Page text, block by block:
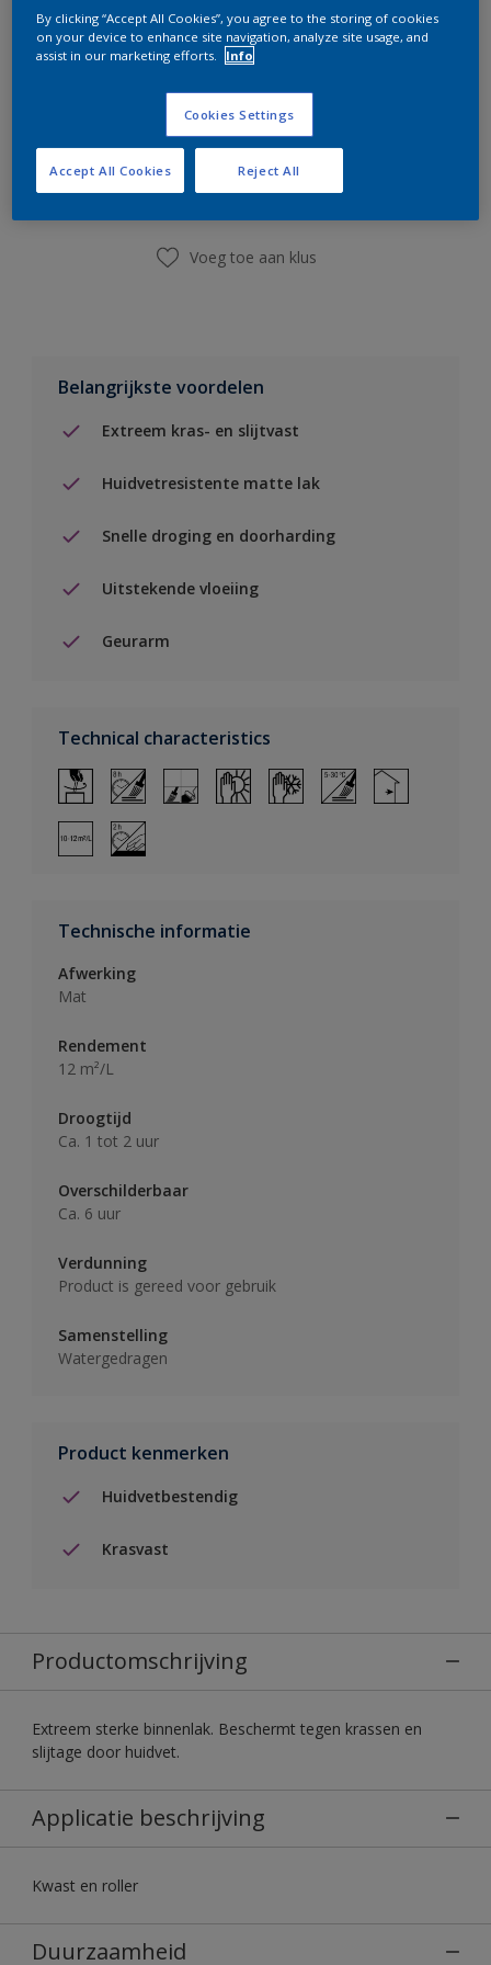
Boodschappenlijst
Vind een winkel
Voeg toe aan klus
Belangrijkste voordelen
Extreem kras- en slijtvast
Huidvetresistente matte lak
Snelle droging en doorharding
Uitstekende vloeiing
Geurarm
Technical characteristics
Technische informatie
Afwerking
Mat
Rendement
12 m²/L
Droogtijd
Ca. 1 tot 2 uur
Overschilderbaar
Ca. 6 uur
Verdunning
Product is gereed voor gebruik
Samenstelling
Watergedragen
Product kenmerken
Huidvetbestendig
Krasvast
Productomschrijving
Extreem sterke binnenlak. Beschermt tegen krassen en
slijtage door huidvet.
Applicatie beschrijving
Kwast en roller
Duurzaamheid
By clicking “Accept All Cookies”, you agree to the storing of cookies
on your device to enhance site navigation, analyze site usage, and
assist in our marketing efforts.
Info
Cookies Settings
Reject All
Accept All Cookies